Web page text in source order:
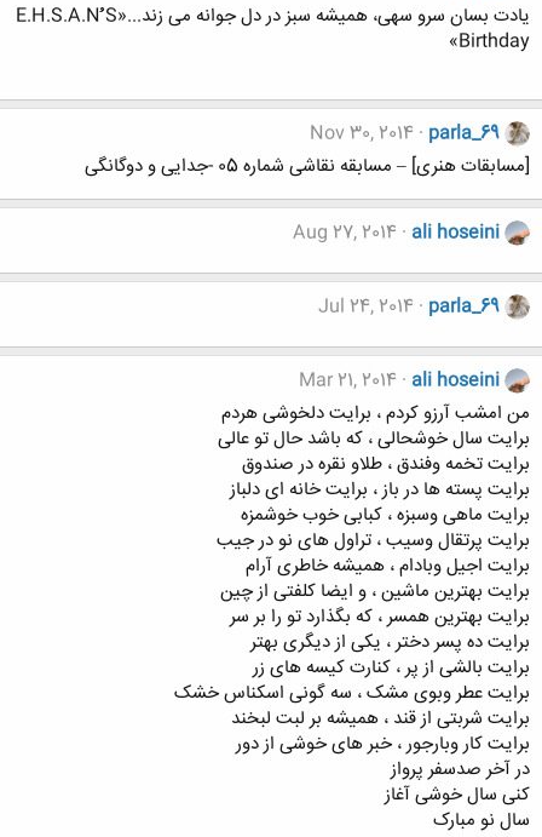
یادت بسان سرو سهی، همیشه سبز در دل جوانه می زند...«E.H.S.A.Nُُُ S
Birthday»
parla_69
Nov 30, 2014
[مسابقات هنری] – مسابقه نقاشی شماره 05 -جدایی و دوگانگی
ali hoseini
Aug 27, 2014
parla_69
Jul 24, 2014
ali hoseini
Mar 21, 2014
من امشب آرزو کردم ، برایت دلخوشی هردم
برایت سال خوشحالی ، که باشد حال تو عالی
برایت تخمه وفندق ، طلاو نقره در صندوق
برایت پسته ها در باز ، برایت خانه ای دلباز
برایت ماهی وسبزه ، کبابی خوب خوشمزه
برایت پرتقال وسیب ، تراول های نو در جیب
برایت اجیل وبادام ، همیشه خاطری آرام
برایت بهترین ماشین ، و ایضا کلفتی از چین
برایت بهترین همسر ، که بگذارد تو را بر سر
برایت ده پسر دختر ، یکی از دیگری بهتر
برایت بالشی از پر ، کنارت کیسه های زر
برایت عطر وبوی مشک ، سه گونی اسکناس خشک
برایت شربتی از قند ، همیشه بر لبت لبخند
برایت کار وبارجور ، خبر های خوشی از دور
در آخر صدسفر پرواز
کنی سال خوشی آغاز
سال نو مبارک